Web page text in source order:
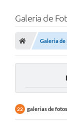
Galeria de
Galeria de
22 galerias de